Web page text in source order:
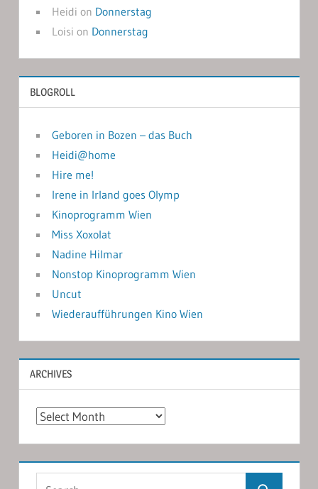
Heidi on Donnerstag
Loisi on Donnerstag
BLOGROLL
Geboren in Bozen – das Buch
Heidi@home
Hire me!
Irene in Irland goes Olymp
Kinoprogramm Wien
Miss Xoxolat
Nadine Hilmar
Nonstop Kinoprogramm Wien
Uncut
Wiederaufführungen Kino Wien
ARCHIVES
Archives